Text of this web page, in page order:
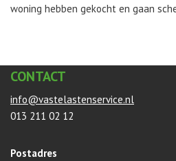
woning hebben gekocht en gaan
CONTACT
info@vastelastenservice.nl
013 211 02 12
Postadres